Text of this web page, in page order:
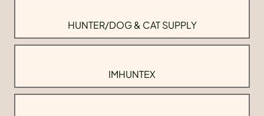
HUNTER/DOG & CAT SUPPLY
IMHUNTEX